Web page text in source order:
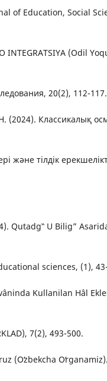
of Education, Social
INTEGRATSIYA (Odil
20(2), 112-117.
(2024). Классикалық
жəне тілдік
Qutadg‟ U Bilig”
sciences, (1),
Kullanilan Hâl
7(2), 493-500.
(Oʻzbekcha Oʻrganamiz).